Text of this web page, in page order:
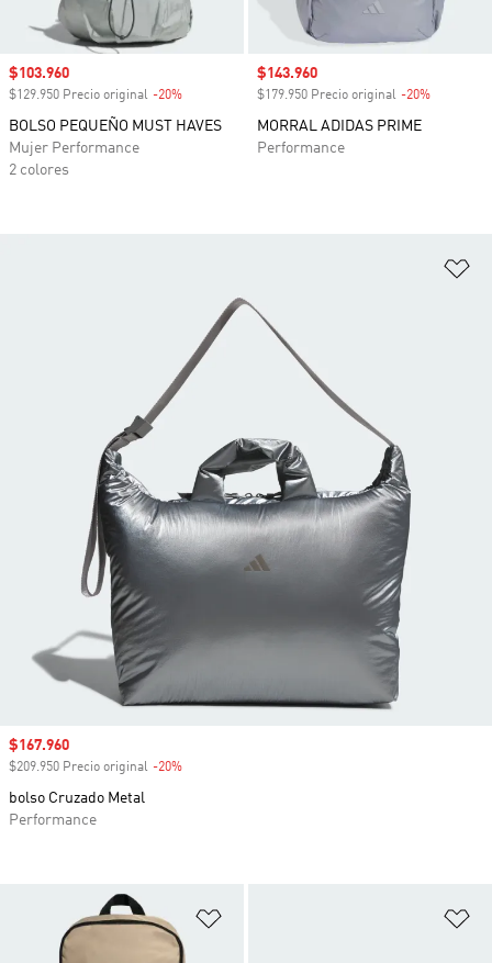
Precio de venta
$103.960
$129.950 Precio original -20%
BOLSO PEQUEÑO MUST HAVES
Mujer Performance
2 colores
Precio de venta
$143.960
$179.950 Precio original -20%
MORRAL ADIDAS PRIME
Performance
Precio de venta
$167.960
$209.950 Precio original -20%
bolso Cruzado Metal
Performance